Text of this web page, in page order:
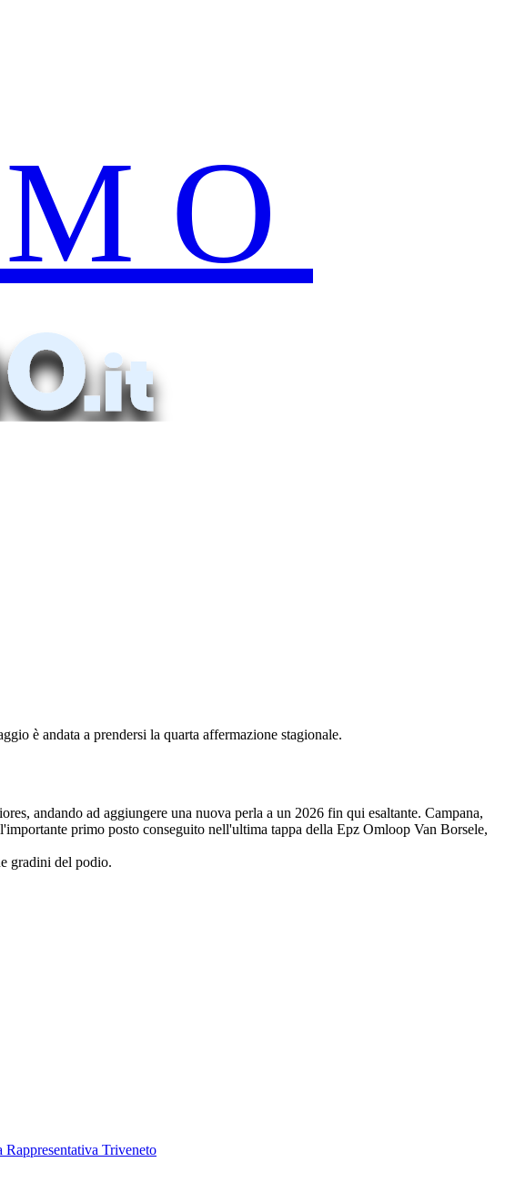
è andata a prendersi la quarta affermazione stagionale.
andando ad aggiungere una nuova perla a un 2026 fin qui esaltante. Campana,
primo posto conseguito nell'ultima tappa della Epz Omloop Van Borsele,
gradini del podio.
Rappresentativa Triveneto